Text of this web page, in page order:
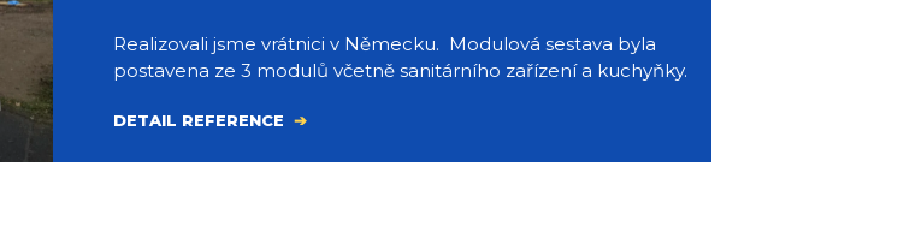
Realizovali jsme vrátnici v Německu. Modulová sestava byla
postavena ze 3 modulů včetně sanitárního zařízení a kuchyňky.
DETAIL REFERENCE